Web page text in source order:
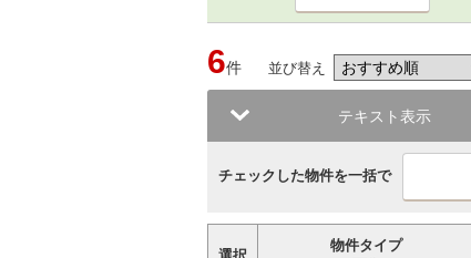
6件 並び替え
テキスト表示
チェックした物件を一括で
物件タイプ